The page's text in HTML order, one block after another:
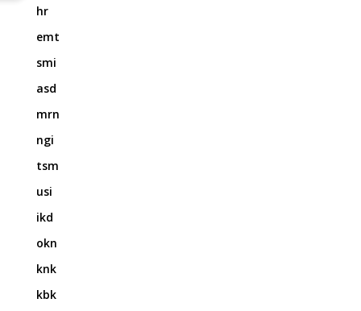
hr
emt
smi
asd
mrn
ngi
tsm
usi
ikd
okn
knk
kbk